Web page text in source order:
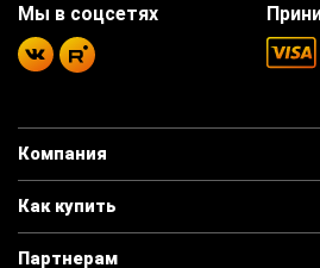
нагрузки и долгое время работать
Другие особенности комплектующих:
шариками подшипника и
эффективность в большом
числе абразивов и едких
простота монтажа и
Компания
Как купить
Партнерам
Мы в соцсетях